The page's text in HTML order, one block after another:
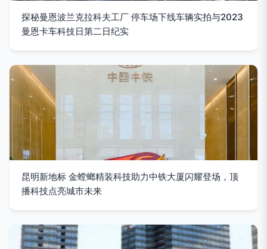
探秘曼恩波兰克拉科夫工厂 停车场下线车辆实拍与2023
曼恩卡车科技日第二日纪实
昆明新地标 金螳螂精装科技助力中铁大厦闪耀登场，顶
播科技点亮城市未来